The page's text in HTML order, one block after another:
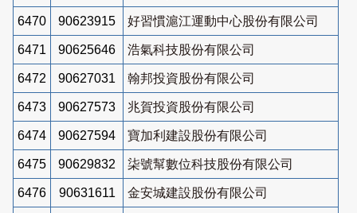
6470 90623915 好習慣滬江運動中心股份有限公司
6471 90625646 浩氣科技股份有限公司
6472 90627031 翰邦投資股份有限公司
6473 90627573 兆賀投資股份有限公司
6474 90627594 寶加利建設股份有限公司
6475 90629832 柒號幫數位科技股份有限公司
6476 90631611 金安城建設股份有限公司